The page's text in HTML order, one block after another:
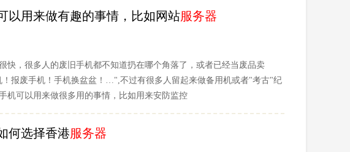
以用来做有趣的事情，比如网站服务器
快，很多人的废旧手机都不知道扔在哪个角落了，或者已经当废品卖
！报废手机！手机换盆盆！…",不过有很多人留起来做备用机或者"考古"纪
机可以用来做很多用的事情，比如用来安防监控
何选择香港服务器